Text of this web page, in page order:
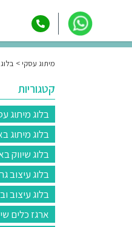
מיתוג עסקי
קטגוריות
בלוג מיתוג
בלוג מיתוג
בלוג שיווק
בלוג עיצוב
בלוג עיצוב
ארגז כלים